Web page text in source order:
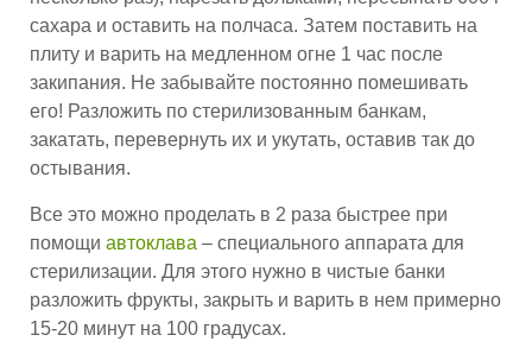
сахара и оставить на полчаса. Затем поставить на
плиту и варить на медленном огне 1 час после
закипания. Не забывайте постоянно помешивать
его! Разложить по стерилизованным банкам,
закатать, перевернуть их и укутать, оставив так до
остывания.
Все это можно проделать в 2 раза быстрее при
помощи автоклава – специального аппарата для
стерилизации. Для этого нужно в чистые банки
разложить фрукты, закрыть и варить в нем примерно
15-20 минут на 100 градусах.